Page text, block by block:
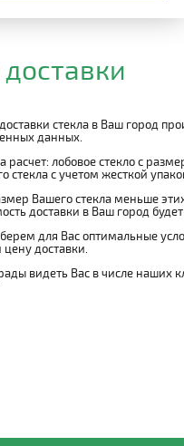
стекла в Ваш город
данных.
расчет: лобовое стекло с
стекла с учетом жесткой
Вашего стекла меньше
доставки в Ваш город
для Вас оптимальные
доставки.
видеть Вас в числе наших